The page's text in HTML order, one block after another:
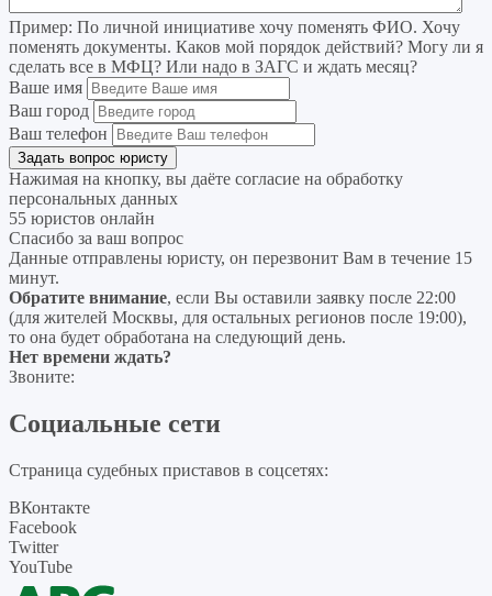
Пример: По личной инициативе хочу поменять ФИО. Хочу
поменять документы. Каков мой порядок действий? Могу ли я
сделать все в МФЦ? Или надо в ЗАГС и ждать месяц?
Ваше имя
Ваш город
Ваш телефон
Нажимая на кнопку, вы даёте согласие на обработку
персональных данных
55 юристов онлайн
Спасибо за ваш вопрос
Данные отправлены юристу, он перезвонит Вам в течение 15
минут.
Обратите внимание, если Вы оставили заявку после 22:00
(для жителей Москвы, для остальных регионов после 19:00),
то она будет обработана на следующий день.
Нет времени ждать?
Звоните:
Социальные сети
Страница судебных приставов в соцсетях:
ВКонтакте
Facebook
Twitter
YouTube